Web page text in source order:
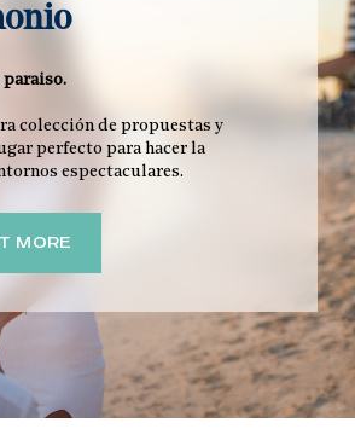
paraiso.
colección de propuestas y
perfecto para hacer la
espectaculares.
MORE